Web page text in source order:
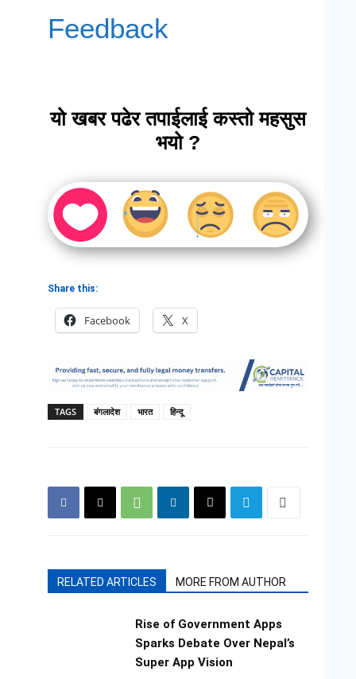
Feedback
यो खबर पढेर तपाईलाई कस्तो महसुस
भयो ?
Share this:
Facebook X
TAGS बंगलादेश भारत हिन्दू
RELATED ARTICLES MORE FROM AUTHOR
Rise of Government Apps
Sparks Debate Over Nepal’s
Super App Vision